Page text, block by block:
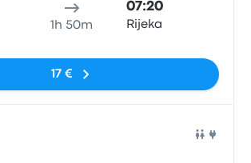
1h 50m
07:20
Rijeka
17 €